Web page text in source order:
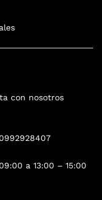
con nosotros
a 13:00 – 15:00